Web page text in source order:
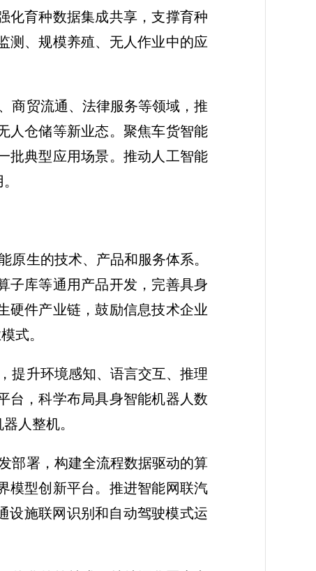
化育种数据集成共享，支撑育种
测、规模养殖、无人作业中的应
商贸流通、法律服务等领域，推
人仓储等新业态。聚焦车货智能
批典型应用场景。推动人工智能
生的技术、产品和服务体系。
子库等通用产品开发，完善具身
硬件产业链，鼓励信息技术企业
式。
提升环境感知、语言交互、推理
台，科学布局具身智能机器人数
人整机。
部署，构建全流程数据驱动的算
模型创新平台。推进智能网联汽
设施联网识别和自动驾驶模式运